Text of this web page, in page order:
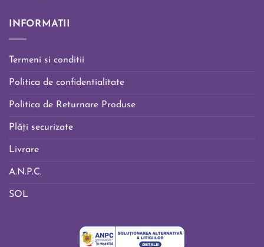
INFORMATII
Termeni si conditii
Politica de confidentialitate
Politica de Returnare Produse
Plăți securizate
Livrare
A.N.P.C.
SOL